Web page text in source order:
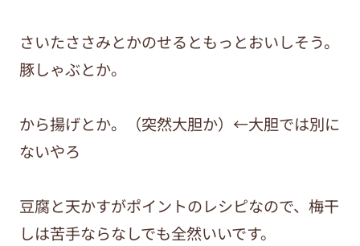
さいたささみとかのせるともっとおいしそう。
豚しゃぶとか。
から揚げとか。（突然大胆か）←大胆では別に
ないやろ
豆腐と天かすがポイントのレシピなので、梅干
しは苦手ならなしでも全然いいです。